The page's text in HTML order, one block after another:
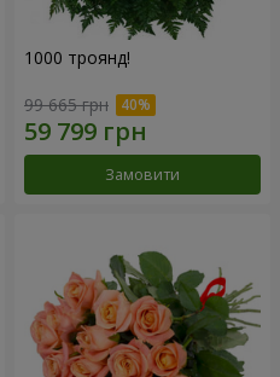
1000 троянд!
99 665 грн
Замовити